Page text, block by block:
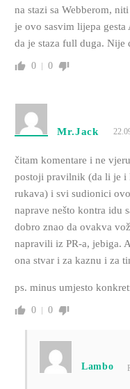
na stazi sa Webberom,
je ovo sasvim lijepa gesta
da je staza full duga. Nije
0 0
Mr.Jack
čitam komentare i ne
postoji pravilnik (da li je
rukava) i svi sudionici
naprave nešto kontra idu
dobro znao da ovakva
napravili iz PR-a, jebiga.
ona stvar i za kaznu i za
ps. minus umjesto
0 0
Lambo